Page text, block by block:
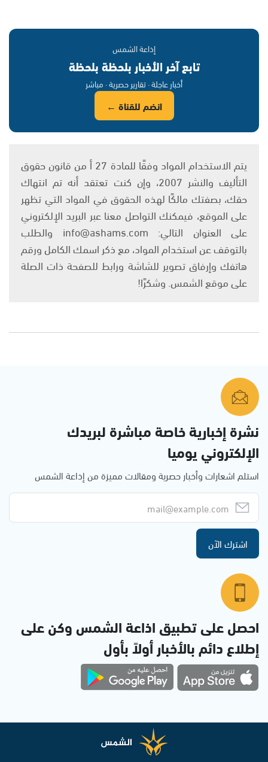
إذاعة الشمس
تابع آخر الأخبار بلحظة بلحظة
أخبار عاجلة · تقارير حصرية · مباشر
انضم للقناة ←
يتم الاستخدام المواد وفقًا للمادة 27 أ من قانون حقوق
التأليف والنشر 2007، وإن كنت تعتقد أنه تم انتهاك
حقك، بصفتك مالكًا لهذه الحقوق في المواد التي تظهر
على الموقع، فيمكنك التواصل معنا عبر البريد الإلكتروني
على العنوان التالي: info@ashams.com والطلب
بالتوقف عن استخدام المواد، مع ذكر اسمك الكامل ورقم
هاتفك وإرفاق تصوير للشاشة ورابط للصفحة ذات الصلة
على موقع الشمس. وشكرًا!
نشرة إخبارية خاصة مباشرة لبريدك
الإلكتروني يوميا
استلم اشعارات وأخبار حصرية ومقالات مميزة من إذاعة الشمس
اشترك الآن
احصل على تطبيق اذاعة الشمس وكن على
إطلاع دائم بالأخبار أولاً بأول